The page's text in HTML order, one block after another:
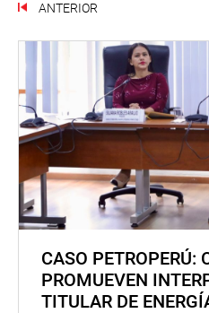
ANTERIOR
CASO PETROPERÚ:
PROMUEVEN
TITULAR DE